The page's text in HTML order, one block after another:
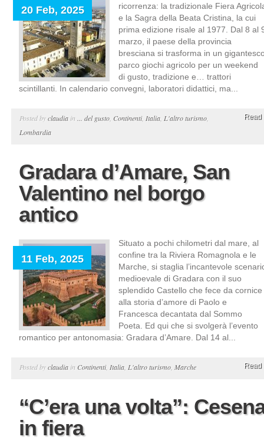
20 Feb, 2025
ricorrenza: la tradizionale Fiera
e la Sagra della Beata Cristina, la cui
prima edizione risale al 1977. Dal 8 al
marzo, il paese della provincia
bresciana si trasforma in un
parco giochi agricolo per un weekend
di gusto, tradizione e… trattori
scintillanti. In calendario convegni, laboratori didattici, ma...
Posted byclaudia in ... del gusto Continenti, Italia L'altro turismo
Lombardia
Read
Gradara d’Amare, San
Valentino nel borgo
antico
11 Feb, 2025
Situato a pochi chilometri dal mare, al
confine tra la Riviera Romagnola e le
Marche, si staglia l’incantevole
medioevale di Gradara con il suo
splendido Castello che fece da cornice
alla storia d’amore di Paolo e
Francesca decantata dal Sommo
Poeta. Ed qui che si svolgerà l’evento
romantico per antonomasia: Gradara d’Amare. Dal 14 al...
Posted byclaudia in Continenti, Italia L'altro turismo Marche Read
“C’era una volta”:
in fiera